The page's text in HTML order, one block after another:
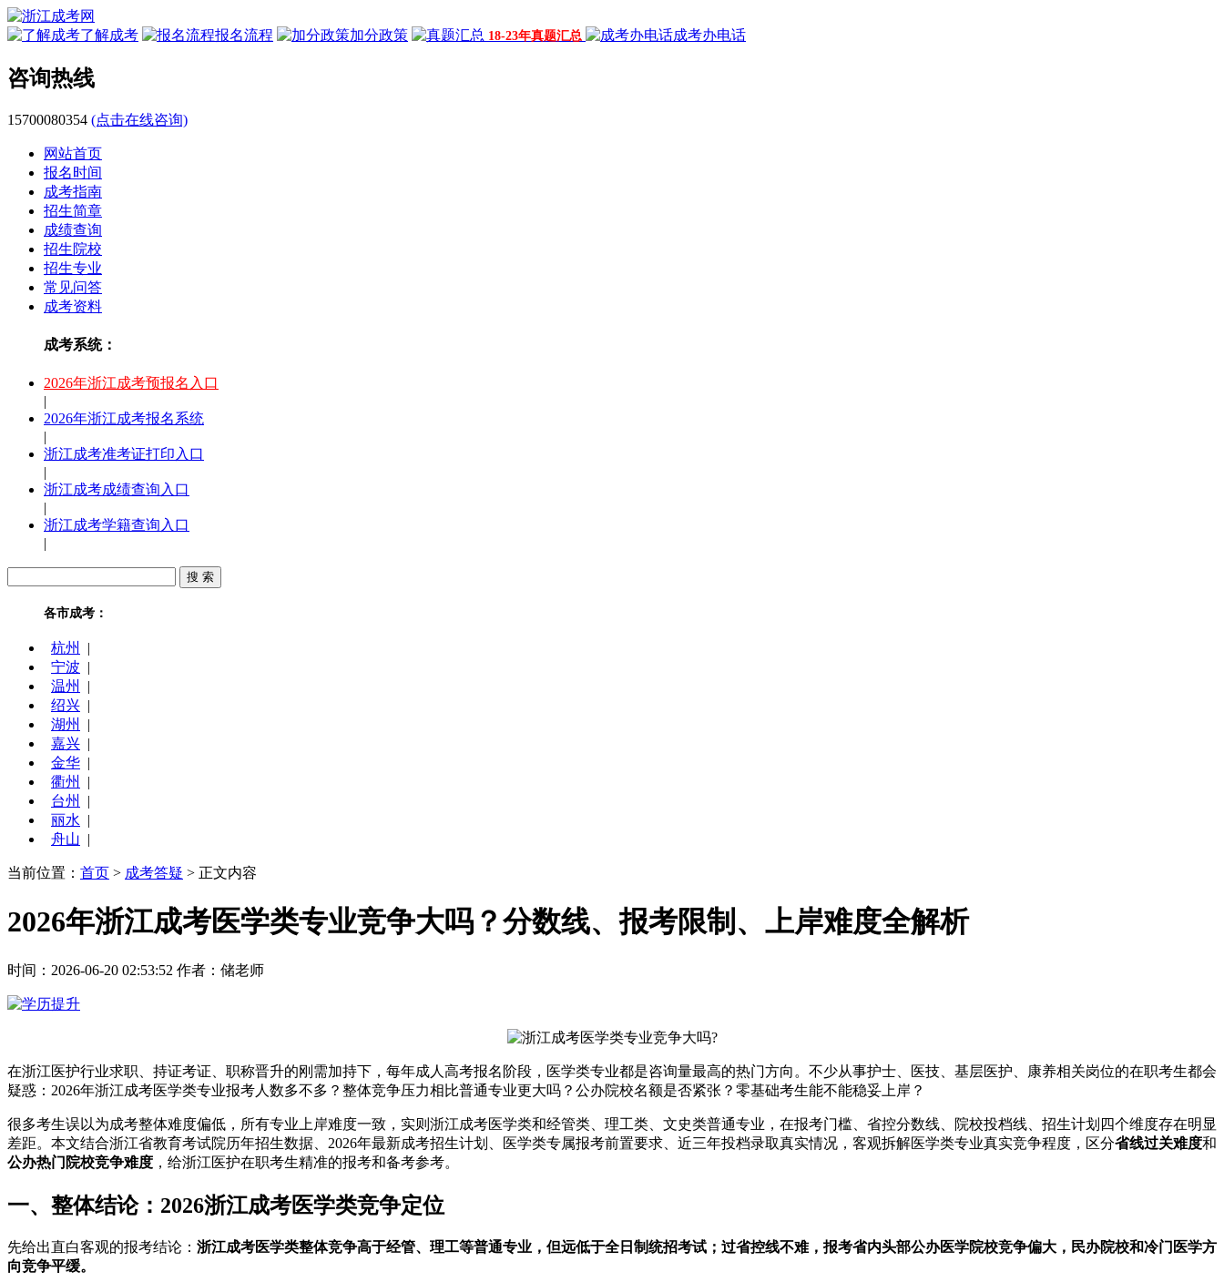
了解成考 报名流程 加分政策 18-23年真题汇总 成考办电话
咨询热线
15700080354 (点击在线咨询)
网站首页
报名时间
成考指南
招生简章
成绩查询
招生院校
招生专业
常见问答
成考资料
成考系统：
2026年浙江成考预报名入口
|
2026年浙江成考报名系统
|
浙江成考准考证打印入口
|
浙江成考成绩查询入口
|
浙江成考学籍查询入口
|
各市成考：
杭州
|
宁波 |
温州
|
绍兴 |
湖州
|
嘉兴 |
金华 |
衢州
|
台州
|
丽水 |
舟山 |
当前位置： 首页 > 成考答疑 > 正文内容
2026年浙江成考医学类专业竞争大吗？分数线、报考限制、上岸难度全解析
时间：2026-06-20 02:53:52 作者：储老师
在浙江医护行业求职、持证考证、职称晋升的刚需加持下，每年成人高考报名阶段，医学类专业都是咨询量最高的热门方向。不少从事护士、医技、基层医护、康养相关岗位的在职考生都会
疑惑：2026年浙江成考医学类专业报考人数多不多？整体竞争压力相比普通专业更大吗？公办院校名额是否紧张？零基础考生能不能稳妥上岸？
很多考生误以为成考整体难度偏低，所有专业上岸难度一致，实则浙江成考医学类和经管类、理工类、文史类普通专业，在报考门槛、省控分数线、院校投档线、招生计划四个维度存在明显
差距。本文结合浙江省教育考试院历年招生数据、2026年最新成考招生计划、医学类专属报考前置要求、近三年投档录取真实情况，客观拆解医学类专业真实竞争程度，区分省线过关难度和
公办热门院校竞争难度 ，给浙江医护在职考生精准的报考和备考参考。
一、整体结论：2026浙江成考医学类竞争定位
先给出直白客观的报考结论： 浙江成考医学类整体竞争高于经管、理工等普通专业，但远低于全日制统招考试；过省控线不难，报考省内头部公办医学院校竞争偏大，民办院校和冷门医学方
向竞争平缓。